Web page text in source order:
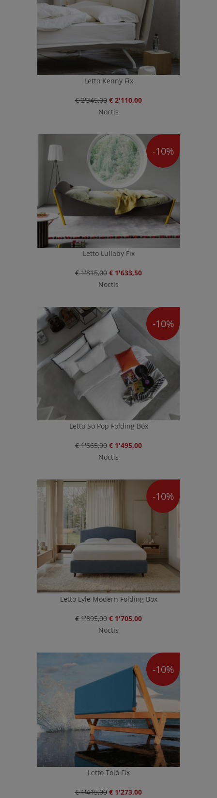
Letto Kenny Fix
€ 2'345,00 € 2'110,00
Noctis
-10%
Letto Lullaby Fix
€ 1'815,00 € 1'633,50
Noctis
-10%
Letto So Pop Folding Box
€ 1'665,00 € 1'495,00
Noctis
-10%
Letto Lyle Modern Folding Box
€ 1'895,00 € 1'705,00
Noctis
-10%
Letto Tolò Fix
€ 1'415,00 € 1'273,00